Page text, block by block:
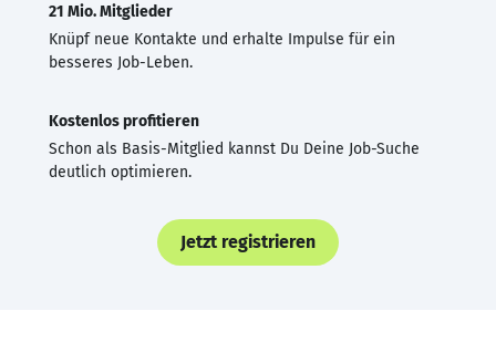
21 Mio. Mitglieder
Knüpf neue Kontakte und erhalte Impulse für ein
besseres Job-Leben.
Kostenlos profitieren
Schon als Basis-Mitglied kannst Du Deine Job-Suche
deutlich optimieren.
Jetzt registrieren